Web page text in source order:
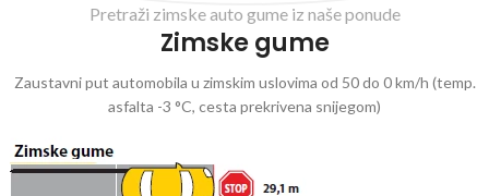
Pretraži zimske auto gume iz naše ponude
Zimske gume
Zaustavni put automobila u zimskim uslovima od 50 do 0 km/h (temp.
asfalta -3 °C, cesta prekrivena snijegom)